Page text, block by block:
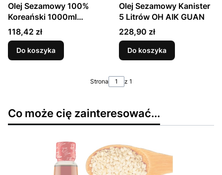
Olej Sezamowy 100%
Koreański 1000ml
OTTOGI
Cena
118,42 zł
Do koszyka
Olej Sezamowy Kanister
5 Litrów OH AIK GUAN
Cena
228,90 zł
Do koszyka
Strona z 1
Co może cię zainteresować...